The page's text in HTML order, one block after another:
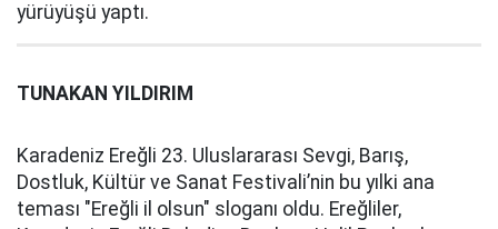
yürüyüşü yaptı.
TUNAKAN YILDIRIM
Karadeniz Ereğli 23. Uluslararası Sevgi, Barış,
Dostluk, Kültür ve Sanat Festivali’nin bu yılki ana
teması "Ereğli il olsun" sloganı oldu. Ereğliler,